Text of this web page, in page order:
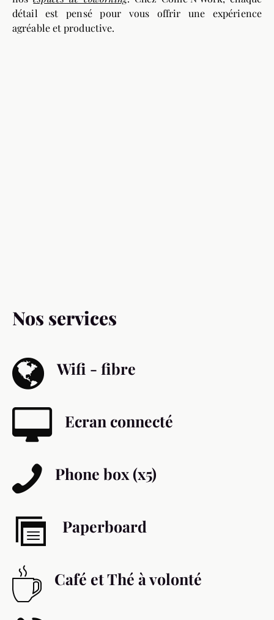
détail est pensé pour vous offrir une expérience
agréable et productive.
Nos services
Wifi - fibre
Ecran connecté
Phone box (x5)
Paperboard
Café et Thé à volonté